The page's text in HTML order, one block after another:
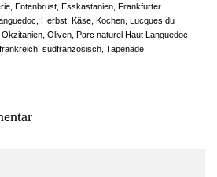
Entenbrust Esskastanien Frankfurter
Herbst Käse Kochen Lucques du
Okzitanien Oliven Parc naturel Haut Languedoc
südfranzösisch Tapenade